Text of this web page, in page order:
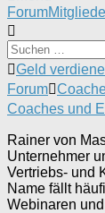
Forum-
Navigation
Forum
Forum-
Breadcrumbs
-
Du
hier:
Geld
Forum
Coaches und
Rainer von
Unternehmer
Vertriebs- und
Name fällt
Webinaren